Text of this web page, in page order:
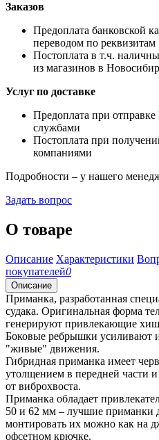
Заказов
Предоплата банковской
переводом по реквизитам
Постоплата в т.ч.
из магазинов в
Услуг по доставке
Предоплата при
службами
Постоплата при
компаниями
Подробности – у нашего
Задать вопрос
О товаре
Описание Характеристики
покупателей0
Описание
Приманка, разработанная
судака. Оригинальная форма
генерируют привлекающие
Боковые ребрышки усиливают
"живые" движения.
Гибридная приманка имеет
утолщением в передней части
от виброхвоста.
Приманка обладает
50 и 62 мм – лучшие приманки
монтировать их можно как на
офсетном крючке.